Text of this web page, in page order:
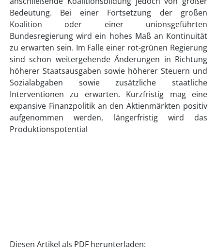
Bedeutung. Bei einer Fortsetzung der großen
Koalition oder einer unionsgeführten
Bundesregierung wird ein hohes Maß an Kontinuität
zu erwarten sein. Im Falle einer rot-grünen Regierung
sind schon weitergehende Änderungen in Richtung
höherer Staatsausgaben sowie höherer Steuern und
Sozialabgaben sowie zusätzliche staatliche
Interventionen zu erwarten. Kurzfristig mag eine
expansive Finanzpolitik an den Aktienmärkten positiv
aufgenommen werden, längerfristig wird das
Produktionspotential
Diesen Artikel als PDF herunterladen: